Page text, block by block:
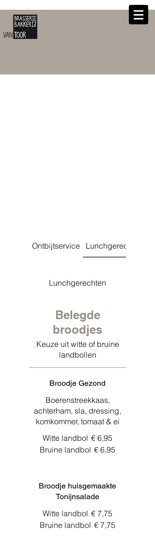
Ontbijtservice Lunchgerechten
Lunchgerechten
Belegde
broodjes
Keuze uit witte of bruine
landbollen
Broodje Gezond
Boerenstreekkaas,
achterham, sla, dressing,
komkommer, tomaat & ei
Witte landbol € 6,95
Bruine landbol € 6,95
Broodje huisgemaakte
Tonijnsalade
Witte landbol € 7,75
Bruine landbol € 7,75